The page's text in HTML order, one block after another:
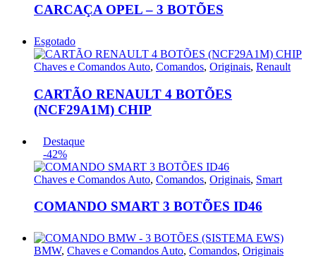
CARCAÇA OPEL – 3 BOTÕES
Esgotado
Chaves e Comandos Auto, Comandos, Originais, Renault
CARTÃO RENAULT 4 BOTÕES
(NCF29A1M) CHIP
Destaque
-42%
Chaves e Comandos Auto, Comandos, Originais, Smart
COMANDO SMART 3 BOTÕES ID46
BMW, Chaves e Comandos Auto, Comandos, Originais